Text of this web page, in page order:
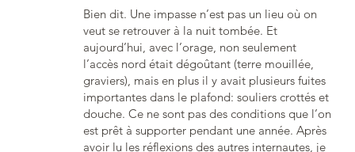
Bien dit. Une impasse n’est pas un lieu où on
veut se retrouver à la nuit tombée. Et
aujourd’hui, avec l’orage, non seulement
l’accès nord était dégoûtant (terre mouillée,
graviers), mais en plus il y avait plusieurs fuites
importantes dans le plafond: souliers crottés et
douche. Ce ne sont pas des conditions que l’on
est prêt à supporter pendant une année. Après
avoir lu les réflexions des autres internautes, je